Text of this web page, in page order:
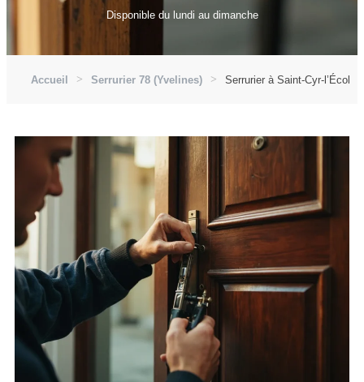
Disponible du lundi au dimanche
Accueil Serrurier 78 (Yvelines) Serrurier à Saint-Cyr-l’École